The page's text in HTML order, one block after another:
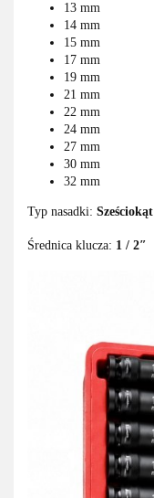
13 mm
14 mm
15 mm
17 mm
19 mm
21 mm
22 mm
24 mm
27 mm
30 mm
32 mm
Typ nasadki: Sześciokąt
Średnica klucza: 1 / 2″